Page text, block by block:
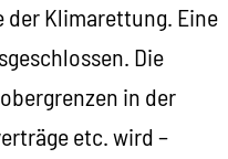
der Klimarettung. Eine
Die
in der
etc. wird –